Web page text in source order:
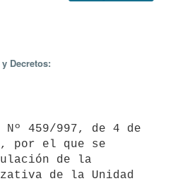
Decretos:
Nº 459/997, de 4 de
por el que se
de la
de la Unidad